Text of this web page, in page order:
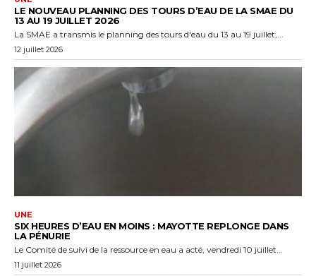
LE NOUVEAU PLANNING DES TOURS D’EAU DE LA SMAE DU
13 AU 19 JUILLET 2026
La SMAE a transmis le planning des tours d'eau du 13 au 19 juillet,...
12 juillet 2026
UNE
SIX HEURES D’EAU EN MOINS : MAYOTTE REPLONGE DANS
LA PÉNURIE
Le Comité de suivi de la ressource en eau a acté, vendredi 10 juillet...
11 juillet 2026